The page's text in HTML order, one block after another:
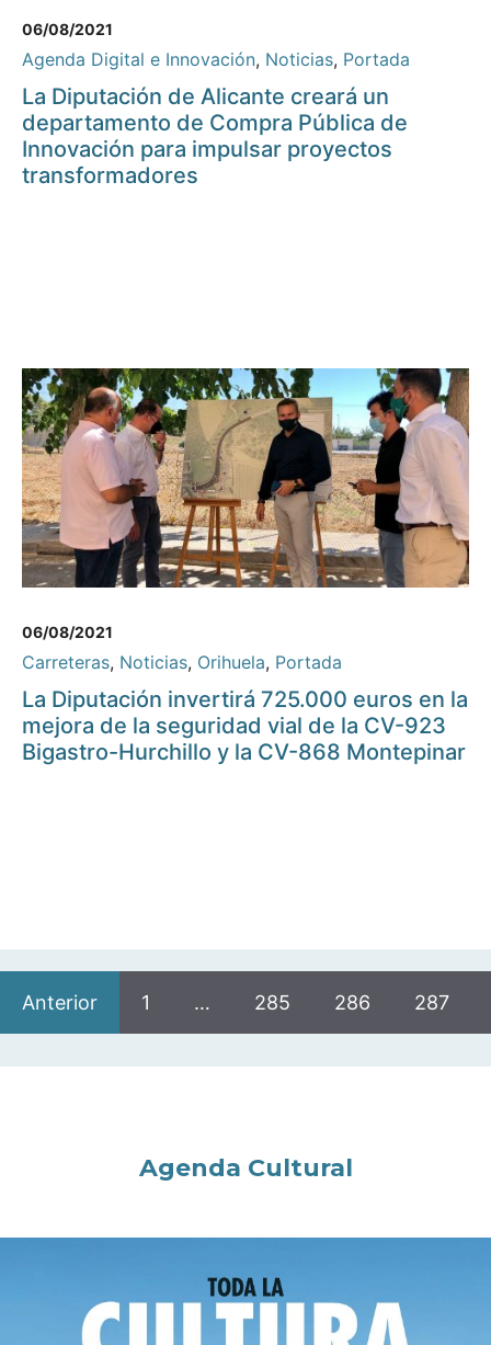
06/08/2021
Agenda Digital e Innovación, Noticias, Portada
La Diputación de Alicante creará un
departamento de Compra Pública de
Innovación para impulsar proyectos
transformadores
06/08/2021
Carreteras, Noticias, Orihuela, Portada
La Diputación invertirá 725.000 euros en la
mejora de la seguridad vial de la CV-923
Bigastro-Hurchillo y la CV-868 Montepinar
Anterior 1 … 285 286 287
Agenda Cultural